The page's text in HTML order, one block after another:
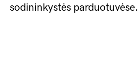
sodininkystės parduotuvėse.